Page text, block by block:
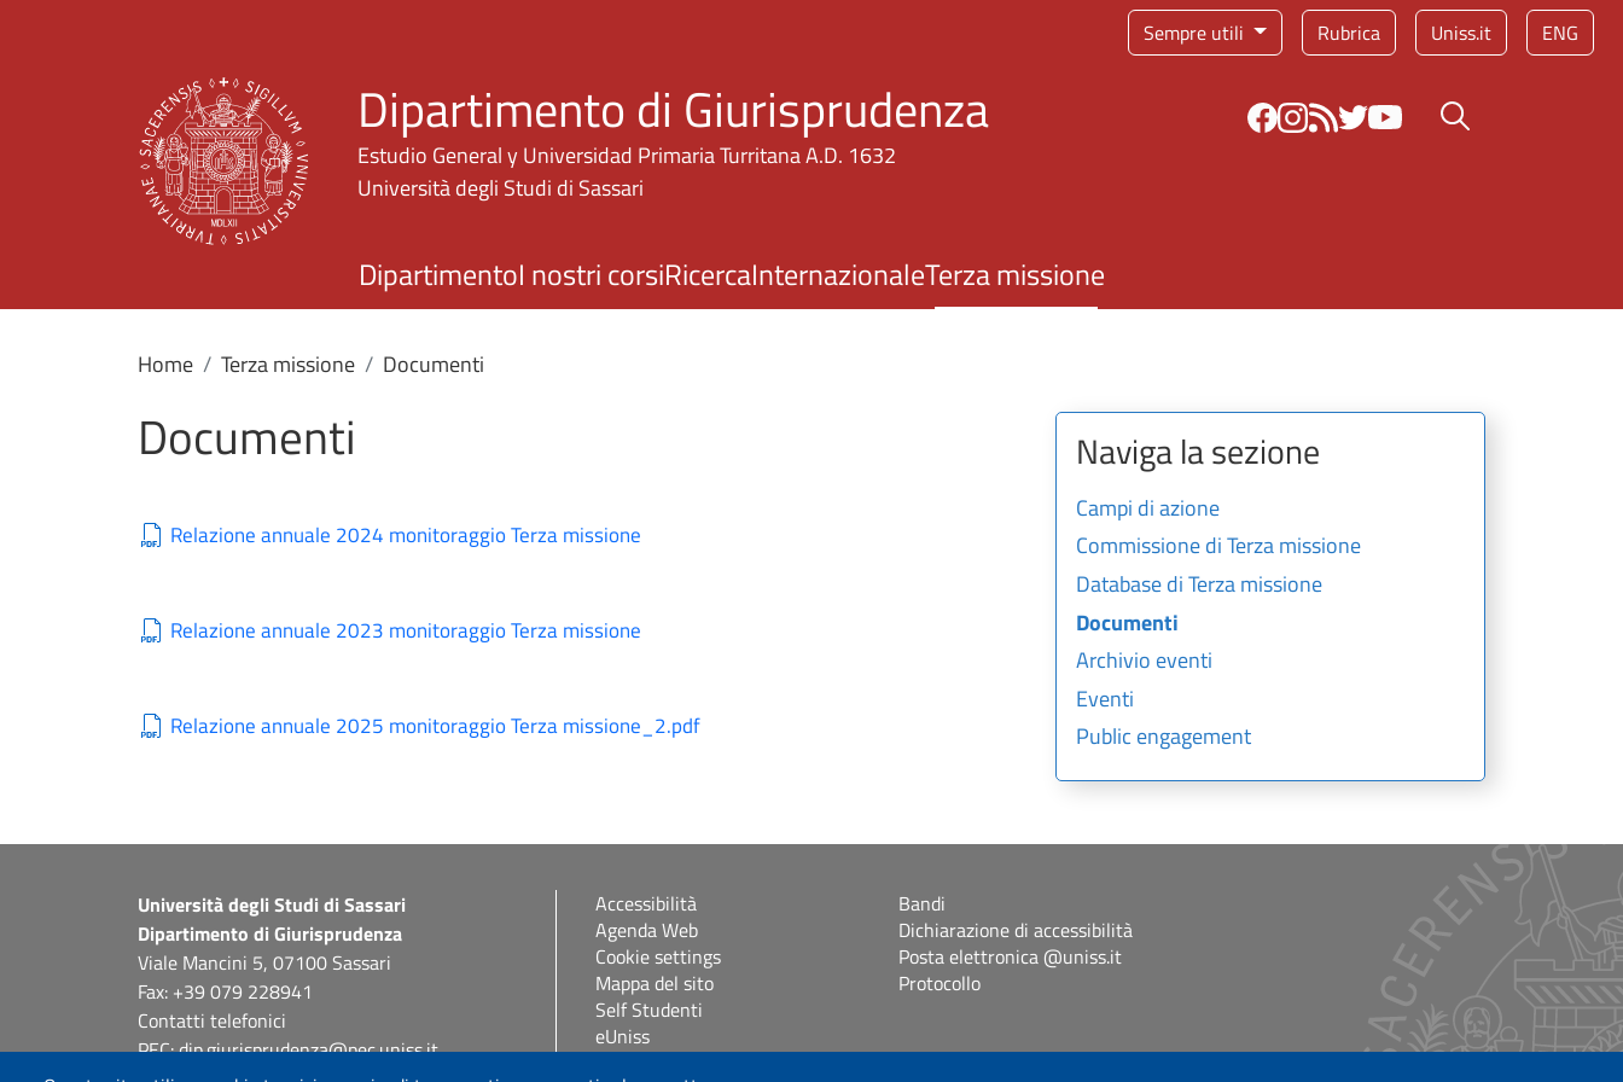
Sempre utili Rubrica Uniss.it ENG
Dipartimento di Giurisprudenza
Estudio General y Universidad Primaria Turritana A.D. 1632
Università degli Studi di Sassari
Bottone cerca
DipartimentoI nostri corsiRicercaInternazionaleTerza missione
Home Terza missione Documenti
Documenti
Relazione annuale 2024 monitoraggio Terza missione
Relazione annuale 2023 monitoraggio Terza missione
Relazione annuale 2025 monitoraggio Terza missione_2.pdf
Naviga la sezione
Campi di azione
Commissione di Terza missione
Database di Terza missione
Documenti
Archivio eventi
Eventi
Public engagement
Università degli Studi di Sassari
Dipartimento di Giurisprudenza
Viale Mancini 5, 07100 Sassari
Fax: +39 079 228941
Contatti telefonici
PEC: dip.giurisprudenza@pec.uniss.it
Accessibilità
Agenda Web
Cookie settings
Mappa del sito
Self Studenti
eUniss
Bandi
Dichiarazione di accessibilità
Posta elettronica @uniss.it
Protocollo